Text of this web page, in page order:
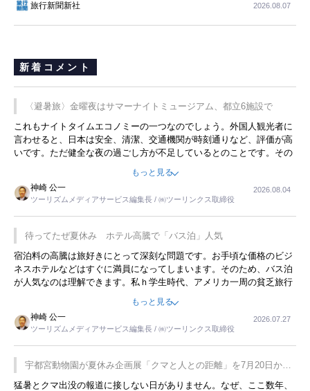
旅行新聞新社 2026.08.07
新着コメント
〈避暑旅〉金曜夜はサマーナイトミュージアム、都立6施設で
これもナイトタイムエコノミーの一つなのでしょう。外国人観光者に
言わせると、日本は安全、清潔、交通機関が時刻通りなど、評価が高
いです。ただ健全な夜の過ごし方が不足しているとのことです。その
ような意味で、金曜夜にこのようなイベントが行われれば、日本人に
限らず外国人にとっても楽しみが増えるでしょうね。
もっと見る
神崎 公一
ツーリズムメディアサービス編集長 / ㈱ツーリンクス取締役
2026.08.04
待ってたぜ夏休み ホテル高騰で「バス泊」人気
宿泊料の高騰は旅好きにとって深刻な問題です。お手頃な価格のビジ
ネスホテルなどはすぐに満員になってしまいます。そのため、バス泊
が人気なのは理解できます。私ｈ学生時代、アメリカ一周の貧乏旅行
をした時は、移動はグレイハウンドバスでした。夕方から夜の便を利
用してホテル代を浮かせていました。ただし、若いからできたことで
す。若い人が夜行バスで京都に行った、青森に行ったと聞くと、疲れ
が残らないのかなと思ってしまいます。
もっと見る
神崎 公一
ツーリズムメディアサービス編集長 / ㈱ツーリンクス取締役
2026.07.27
宇都宮動物園が夏休み企画展「クマと人との距離」を7月20日から
開催
猛暑とクマ出没の報道に接しない日がありません。なぜ、ここ数年、